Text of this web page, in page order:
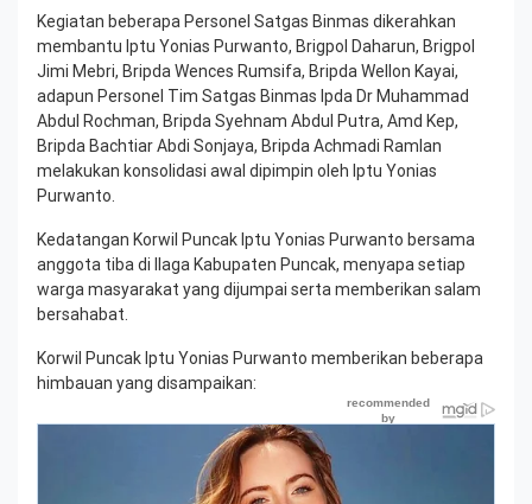
Kegiatan beberapa Personel Satgas Binmas dikerahkan
membantu Iptu Yonias Purwanto, Brigpol Daharun, Brigpol
Jimi Mebri, Bripda Wences Rumsifa, Bripda Wellon Kayai,
adapun Personel Tim Satgas Binmas Ipda Dr Muhammad
Abdul Rochman, Bripda Syehnam Abdul Putra, Amd Kep,
Bripda Bachtiar Abdi Sonjaya, Bripda Achmadi Ramlan
melakukan konsolidasi awal dipimpin oleh Iptu Yonias
Purwanto.
Kedatangan Korwil Puncak Iptu Yonias Purwanto bersama
anggota tiba di Ilaga Kabupaten Puncak, menyapa setiap
warga masyarakat yang dijumpai serta memberikan salam
bersahabat.
Korwil Puncak Iptu Yonias Purwanto memberikan beberapa
himbauan yang disampaikan: